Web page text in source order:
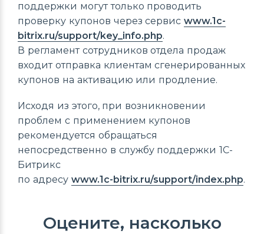
поддержки могут только проводить
проверку купонов через сервисwww.1c-
bitrix.ru/support/key_info.php.
В регламент сотрудников отдела продаж
входит отправка клиентам сгенерированных
купонов на активацию или продление.
Исходя из этого, при возникновении
проблем с применением купонов
рекомендуется обращаться
непосредственно в службу поддержки 1С-
Битрикс
по адресу www.1c-bitrix.ru/support/index.php.
Оцените, насколько